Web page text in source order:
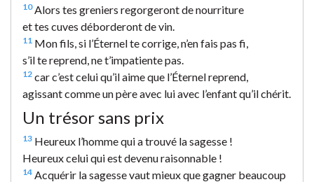
10 Alors tes greniers regorgeront de nourriture
et tes cuves déborderont de vin.
11 Mon fils, si l’Éternel te corrige, n’en fais pas fi,
s’il te reprend, ne t’impatiente pas.
12 car c’est celui qu’il aime que l’Éternel reprend,
agissant comme un père avec lui avec l’enfant qu’il chérit.
Un trésor sans prix
13 Heureux l’homme qui a trouvé la sagesse !
Heureux celui qui est devenu raisonnable !
14 Acquérir la sagesse vaut mieux que gagner beaucoup